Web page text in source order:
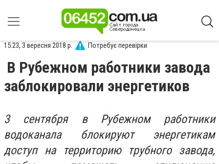
15:23, 3 вересня 2018 р. Потребує перевірки
В Рубежном работники завода
заблокировали энергетиков
3 сентября в Рубежном работники
водоканала блокируют энергетикам
доступ на территорию трубного завода,